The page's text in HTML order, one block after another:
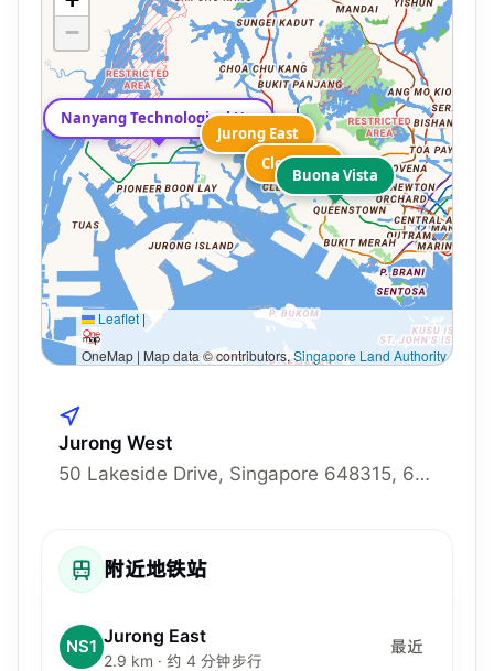
Caspian
Jurong East
Clementi
Buona Vista
Nanyang Technological University
Jurong East
Clementi
−
Leaflet|
OneMap | Map data © contributors,Singapore Land Authority
Jurong West
50 Lakeside Drive, Singapore 648315, 648315
附近地铁站
NS1 Jurong East
2.9 km · 约 4 分钟步行
最近